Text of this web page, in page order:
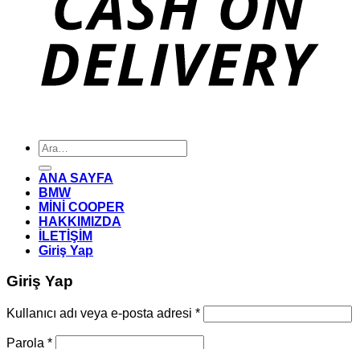
Ara:
ANA SAYFA
BMW
MİNİ COOPER
HAKKIMIZDA
İLETİŞİM
Giriş Yap
Giriş Yap
Kullanıcı adı veya e-posta adresi *Gerekli
Parola *Gerekli